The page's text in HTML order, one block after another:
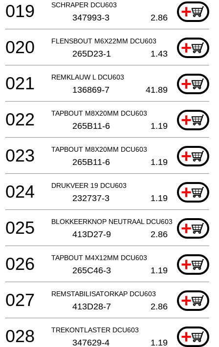
SCHRAPER DCU603 +
019 347993-3 2.86
FLENSBOUT M6X22MM DCU603 +
020 265D23-1 1.43
REMKLAUW L DCU603 +
021 136869-7 41.89
TAPBOUT M8X20MM DCU603 +
022 265B11-6 1.19
TAPBOUT M8X20MM DCU603 +
023 265B11-6 1.19
DRUKVEER 19 DCU603 +
024 232737-3 1.19
BLOKKEERKNOP NEUTRAAL DCU603 +
025 413D27-9 2.86
TAPBOUT M4X12MM DCU603 +
026 265C46-3 1.19
REMSTABILISATORKAP DCU603 +
027 413D28-7 2.86
TREKONTLASTER DCU603 +
028 347629-4 1.19